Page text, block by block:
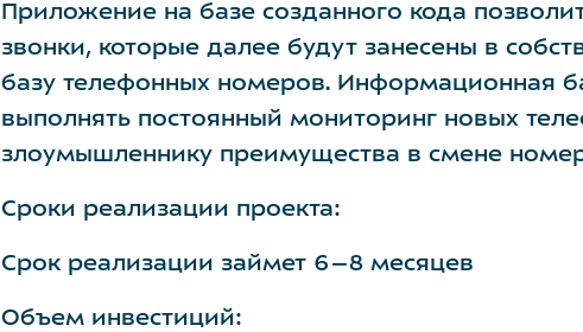
Приложение на базе созданного кода
звонки, которые далее будут занесены в
базу телефонных номеров. Информационная
выполнять постоянный мониторинг новых
злоумышленнику преимущества в смене
Сроки реализации проекта:
Срок реализации займет 6–8 месяцев
Объем инвестиций: